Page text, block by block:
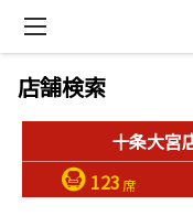
店舗検索
十条大宮
123 席